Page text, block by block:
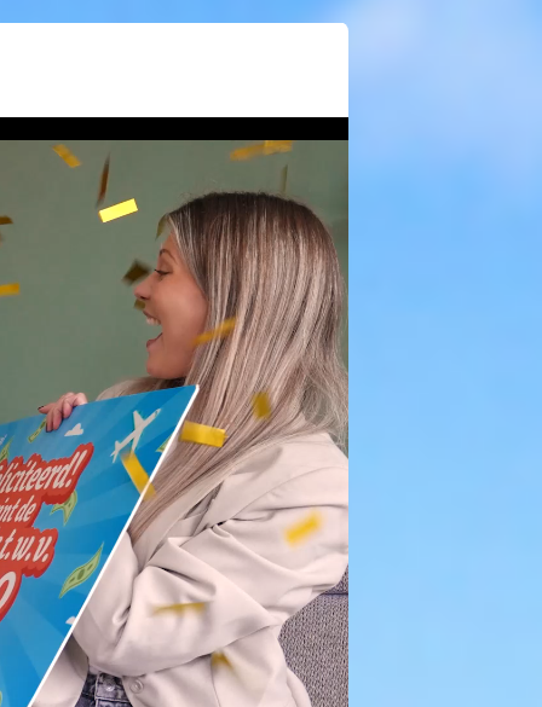
Deal-app. Download degratis
de loting plaats en wordt het